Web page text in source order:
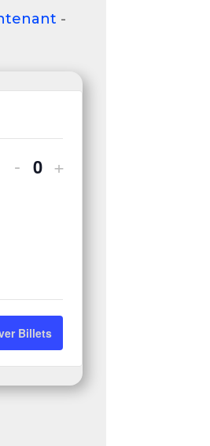
-
Diminuer
pour
FRANÇAIS
-
Formation
- Quantité
Augmenter
pour
-
Formation
+
Billets